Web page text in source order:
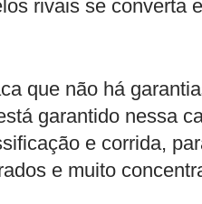
rivais se converta
que não há
garantido nessa
e corrida,
e muito